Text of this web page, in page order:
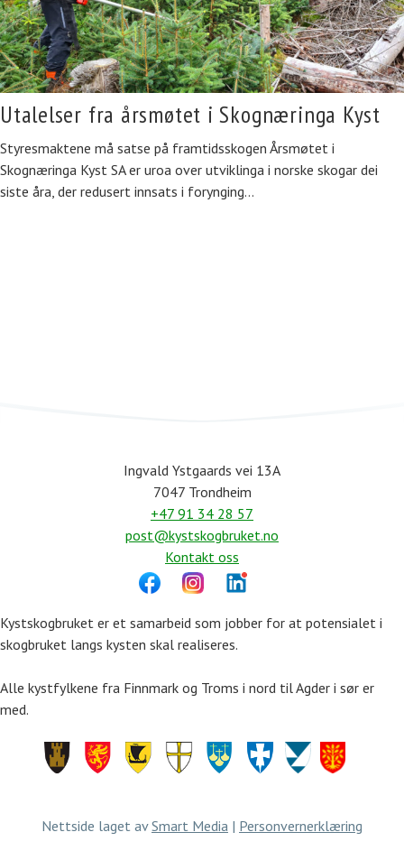
Utalelser fra årsmøtet i Skognæringa Kyst
Styresmaktene må satse på framtidsskogen Årsmøtet i
Skognæringa Kyst SA er uroa over utviklinga i norske skogar dei
siste åra, der redusert innsats i forynging…
Ingvald Ystgaards vei 13A
7047 Trondheim
+47 91 34 28 57
post@kystskogbruket.no
Kontakt oss
Kystskogbruket er et samarbeid som jobber for at potensialet i
skogbruket langs kysten skal realiseres.
Alle kystfylkene fra Finnmark og Troms i nord til Agder i sør er
med.
FinnmarkTroms NordlandTrøndelagMøre
RogalandVestland
Nettside laget avSmart Media | Personvernerklæring